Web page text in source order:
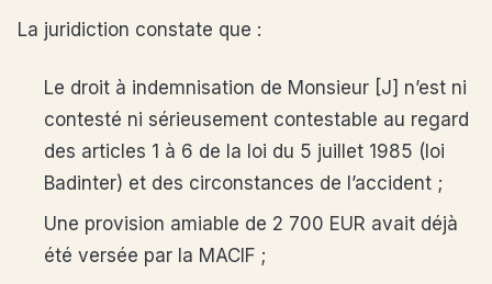
La juridiction constate que :
Le droit à indemnisation de Monsieur [J] n’est ni
contesté ni sérieusement contestable au regard
des articles 1 à 6 de la loi du 5 juillet 1985 (loi
Badinter) et des circonstances de l’accident ;
Une provision amiable de 2 700 EUR avait déjà
été versée par la MACIF ;